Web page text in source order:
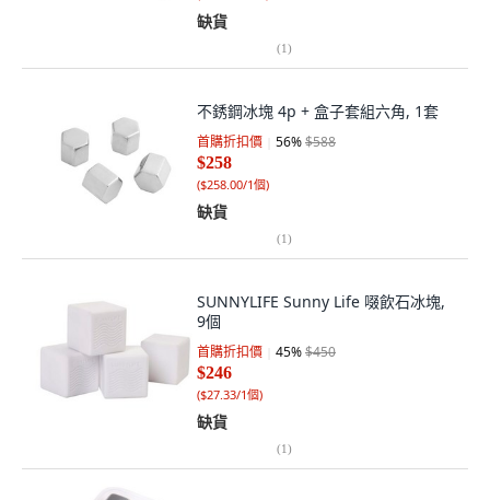
缺貨
(1)
不銹鋼冰塊 4p + 盒子套組六角, 1套
首購折扣價 56%$588
$258
($258.00/1個)
缺貨
(1)
SUNNYLIFE Sunny Life 啜飲石冰塊,
9個
首購折扣價 45%$450
$246
($27.33/1個)
缺貨
(1)